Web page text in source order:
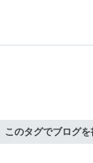
このタグでブログを